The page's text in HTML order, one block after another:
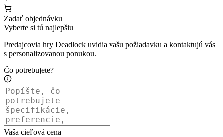
Zadať objednávku
Vyberte si tú najlepšiu
Predajcovia hry Deadlock uvidia vašu požiadavku a kontaktujú vás
s personalizovanou ponukou.
Čo potrebujete?
Vaša cieľová cena